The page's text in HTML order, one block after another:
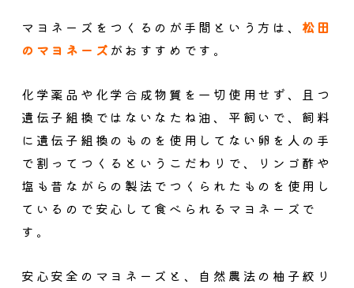
マヨネーズをつくるのが手間という方は、 松田
のマヨネーズ がおすすめです。
化学薬品や化学合成物質を一切使用せず、且つ
遺伝子組換ではないなたね油、平飼いで、飼料
に遺伝子組換のものを使用してない卵を人の手
で割ってつくるというこだわりで、リンゴ酢や
塩も昔ながらの製法でつくられたものを使用し
ているので安心して食べられるマヨネーズで
す。
安心安全のマヨネーズと、自然農法の柚子絞り